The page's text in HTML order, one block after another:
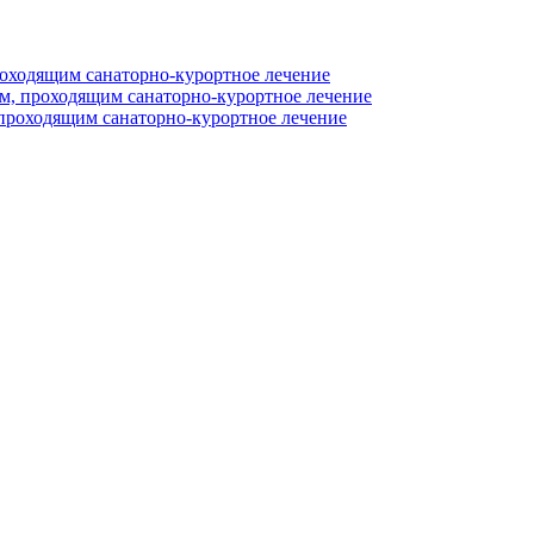
санаторно-курортное лечение
санаторно-курортное лечение
санаторно-курортное лечение